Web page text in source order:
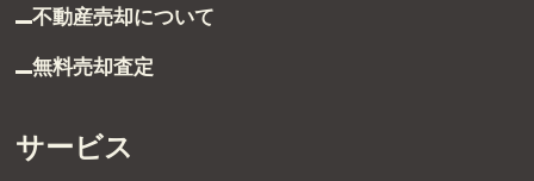
不動産売却について
無料売却査定
サービス